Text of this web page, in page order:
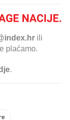
ili
plaćamo.
.